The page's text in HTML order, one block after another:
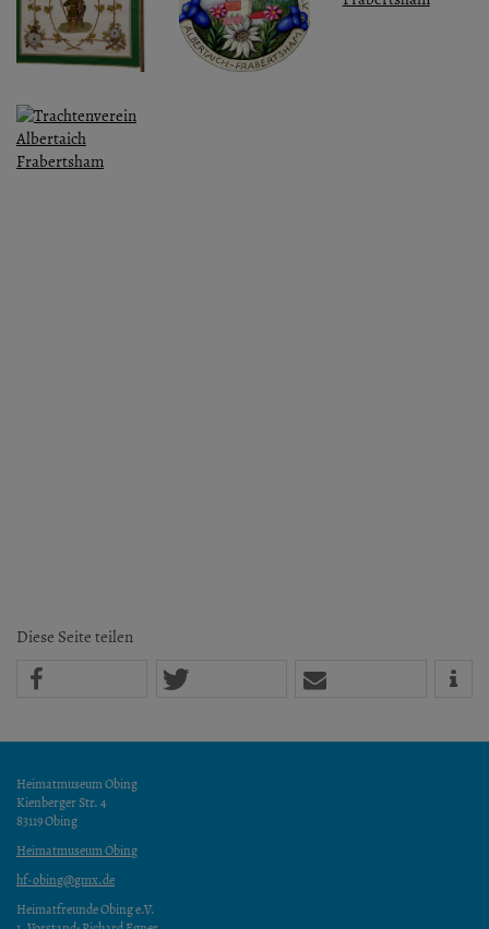
Diese Seite teilen
Heimatmuseum Obing
Kienberger Str. 4
83119 Obing
Heimatmuseum Obing
hf-obing@gmx.de
Heimatfreunde Obing e.V.